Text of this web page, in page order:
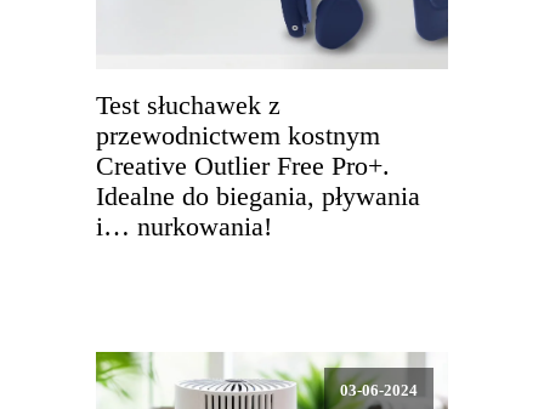
Test słuchawek z
przewodnictwem kostnym
Creative Outlier Free Pro+.
Idealne do biegania, pływania
i… nurkowania!
03-06-2024